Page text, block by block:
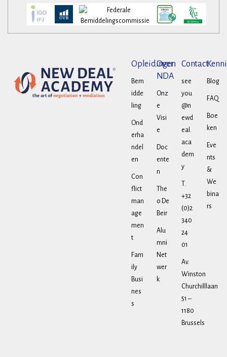
Opleidingen
Bem
idde
ling
Ond
erha
ndel
en
Con
flict
man
age
men
t
Fam
ily
Busi
nes
s
Over
NDA
Onz
e
Visi
e
Doc
ente
n
The
o De
Beir
Alu
mni
Net
wer
k
Contact
see
you
@n
ewd
eal.
aca
dem
y
T.
+32
(0)2
340
24
01
Av.
Winston
Churchilllaan
51 –
1180
Brussels
Blog
FAQ
Boe
ken
Eve
nts
&
We
bina
rs